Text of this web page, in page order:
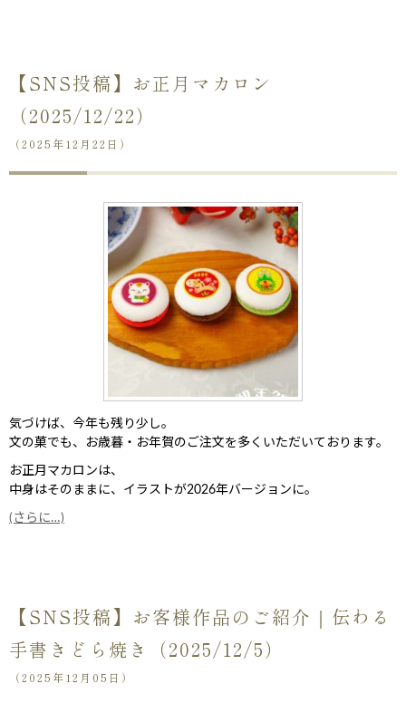
【SNS投稿】お正月マカロン
（2025/12/22）
（2025年12月22日）
気づけば、今年も残り少し。
文の菓でも、お歳暮・お年賀のご注文を多くいただいております。
お正月マカロンは、
中身はそのままに、イラストが2026年バージョンに。
(さらに…)
【SNS投稿】お客様作品のご紹介｜伝わる
手書きどら焼き（2025/12/5）
（2025年12月05日）